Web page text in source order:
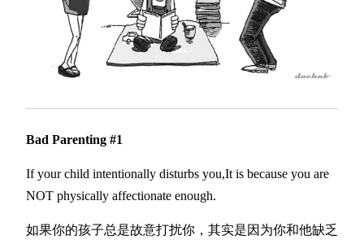
Bad Parenting #1
If your child intentionally disturbs you,It is because you are
NOT physically affectionate enough.
如果你的孩子总是故意打扰你，其实是因为你和他缺乏